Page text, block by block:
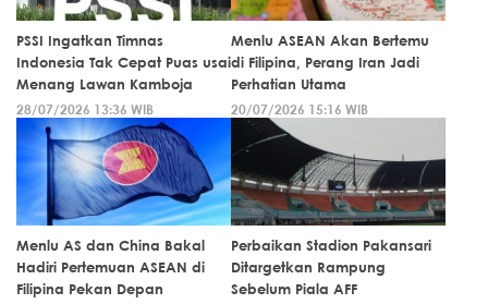
PSSI Ingatkan Timnas
Indonesia Tak Cepat Puas usai
Menang Lawan Kamboja
28/07/2026 13:36 WIB
Menlu ASEAN Akan Bertemu
di Filipina, Perang Iran Jadi
Perhatian Utama
20/07/2026 15:16 WIB
Menlu AS dan China Bakal
Hadiri Pertemuan ASEAN di
Filipina Pekan Depan
Perbaikan Stadion Pakansari
Ditargetkan Rampung
Sebelum Piala AFF